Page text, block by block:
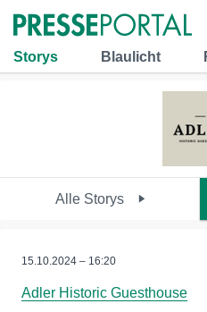
Storys Blaulicht
Alle Storys
15.10.2024 – 16:20
Adler Historic Guesthouse